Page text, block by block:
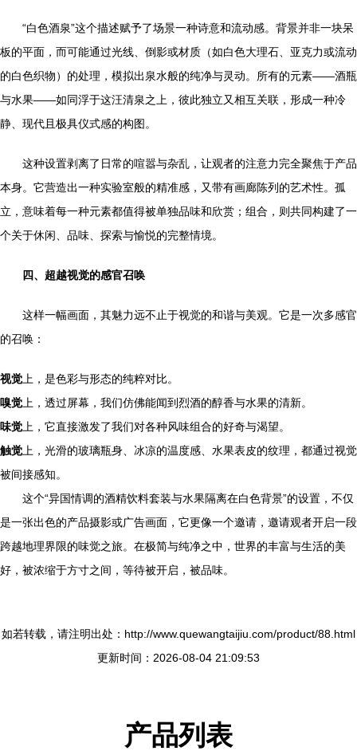
“白色酒泉”这个描述赋予了场景一种诗意和流动感。背景并非一块呆
板的平面，而可能通过光线、倒影或材质（如白色大理石、亚克力或流动
的白色织物）的处理，模拟出泉水般的纯净与灵动。所有的元素——酒瓶
与水果——如同浮于这汪清泉之上，彼此独立又相互关联，形成一种冷
静、现代且极具仪式感的构图。
这种设置剥离了日常的喧嚣与杂乱，让观者的注意力完全聚焦于产品
本身。它营造出一种实验室般的精准感，又带有画廊陈列的艺术性。孤
立，意味着每一种元素都值得被单独品味和欣赏；组合，则共同构建了一
个关于休闲、品味、探索与愉悦的完整情境。
四、超越视觉的感官召唤
这样一幅画面，其魅力远不止于视觉的和谐与美观。它是一次多感官
的召唤：
视觉 上，是色彩与形态的纯粹对比。
嗅觉 上，透过屏幕，我们仿佛能闻到烈酒的醇香与水果的清新。
味觉 上，它直接激发了我们对各种风味组合的好奇与渴望。
触觉 上，光滑的玻璃瓶身、冰凉的温度感、水果表皮的纹理，都通过视觉
被间接感知。
这个“异国情调的酒精饮料套装与水果隔离在白色背景”的设置，不仅
是一张出色的产品摄影或广告画面，它更像一个邀请，邀请观者开启一段
跨越地理界限的味觉之旅。在极简与纯净之中，世界的丰富与生活的美
好，被浓缩于方寸之间，等待被开启，被品味。
如若转载，请注明出处：http://www.quewangtaijiu.com/product/88.html
更新时间：2026-08-04 21:09:53
产品列表